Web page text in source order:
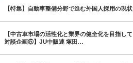
【特集】自動車整備分野で進む外国人採用の現状
【中古車市場の活性化と業界の健全化を目指して
対談企画⑤】JU中販連 塚田…